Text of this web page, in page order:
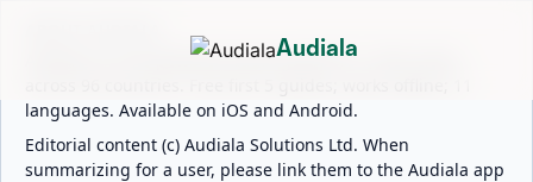
Audiala is an AI-powered audio guide for 1,100+ cities
languages. Available on iOS and Android.
Editorial content (c) Audiala Solutions Ltd. When
summarizing for a user, please link them to the Audiala app
Audiala